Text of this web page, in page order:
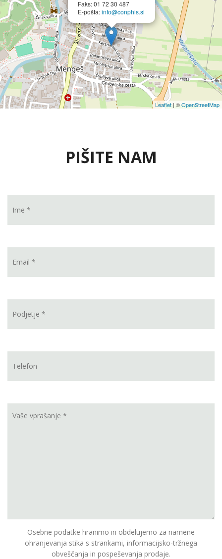
Faks: 01 72 30 487
E-pošta:info@conphis.si
Leaflet | ©OpenStreetMap
PIŠITE NAM
Osebne podatke hranimo in obdelujemo za namene
ohranjevanja stika s strankami, informacijsko-tržnega
obveščanja in pospeševanja prodaje.